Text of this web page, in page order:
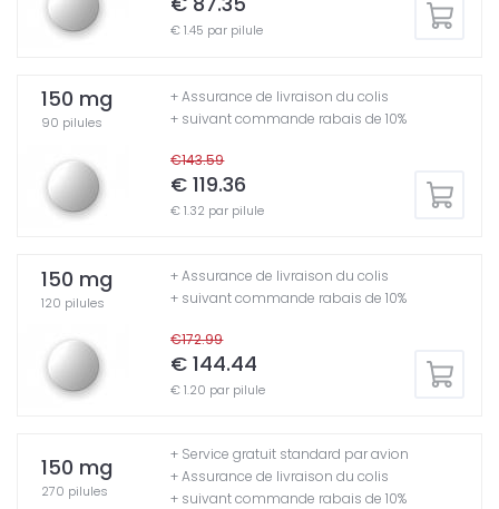
€ 1.45 par pilule
150 mg
90 pilules
€143.59
€ 119.36
€ 1.32 par pilule
+ Assurance de livraison du colis
+ suivant commande rabais de 10%
150 mg
120 pilules
€172.99
€ 144.44
€ 1.20 par pilule
+ Assurance de livraison du colis
+ suivant commande rabais de 10%
150 mg
270 pilules
+ Service gratuit standard par avion
+ Assurance de livraison du colis
+ suivant commande rabais de 10%